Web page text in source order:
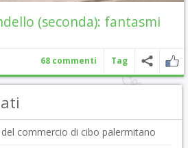
(seconda): fantasmi
68 commenti Tag
commercio di cibo palermitano